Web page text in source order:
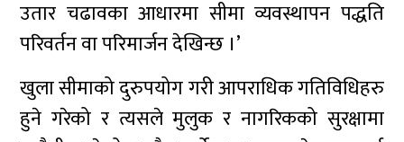
उतार चढावका आधारमा सीमा व्यवस्थापन पद्धति
परिवर्तन वा परिमार्जन देखिन्छ ।’
खुला सीमाको दुरुपयोग गरी आपराधिक गतिविधिहरु
हुने गरेको र त्यसले मुलुक र नागरिकको सुरक्षामा